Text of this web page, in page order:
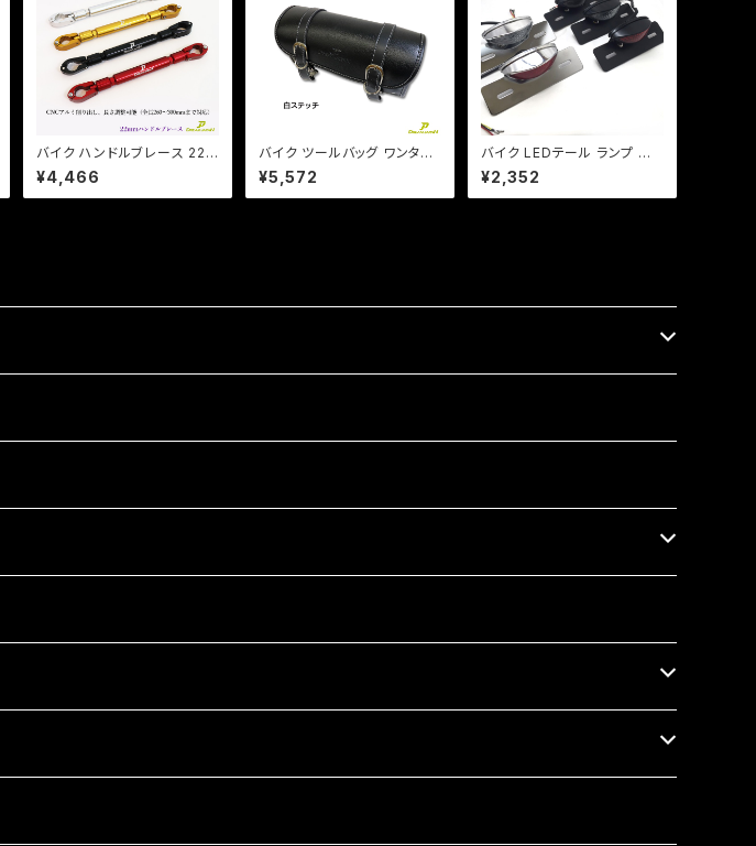
バイク ハンドルブレース 22π
長さ調整、アクセサリー装着
可能/ 全長260mm-300mm
/ モンキー / エイプ / CB / XJ
¥4,466
バイク ツールバッグ ワンタッ
チ型 黒 ブラック 内ポケット付
き 簡単取り付け 【白ステッチ】
アメリカン 小物入れ 工具入 /
¥5,572
バイク LEDテール ランプ 汎
用 ナンバー灯付 ミニタイプ
【ブラック】カスタム テール エ
イプ モンキー SR マグナ FT
¥2,352